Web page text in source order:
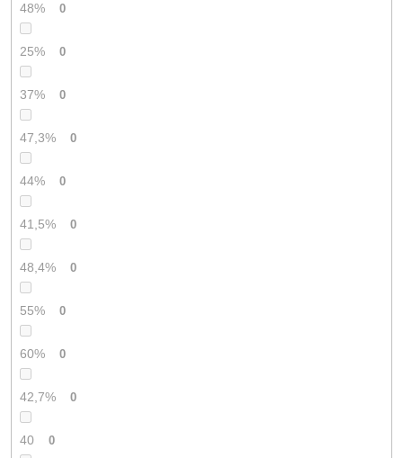
48% 0
25% 0
37% 0
47,3% 0
44% 0
41,5% 0
48,4% 0
55% 0
60% 0
42,7% 0
40 0